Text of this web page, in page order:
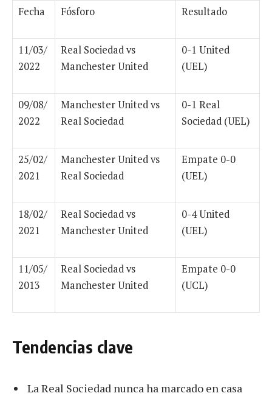
Fecha Fósforo Resultado
11/03/
2022
Real Sociedad vs
Manchester United
0-1 United
(UEL)
09/08/
2022
Manchester United vs
Real Sociedad
0-1 Real
Sociedad (UEL)
25/02/
2021
Manchester United vs
Real Sociedad
Empate 0-0
(UEL)
18/02/
2021
Real Sociedad vs
Manchester United
0-4 United
(UEL)
11/05/
2013
Real Sociedad vs
Manchester United
Empate 0-0
(UCL)
Tendencias clave
La Real Sociedad nunca ha marcado en casa